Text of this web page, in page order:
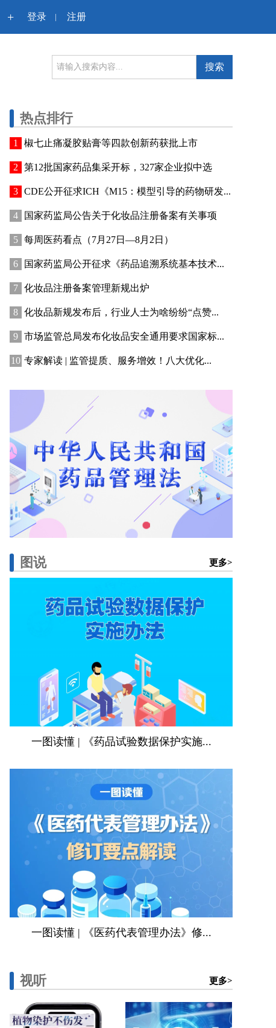
+ 登录 | 注册
搜索
热点排行
椒七止痛凝胶贴膏等四款创新药获批上市
第12批国家药品集采开标，327家企业拟中选
CDE公开征求ICH《M15：模型引导的药物研发...
国家药监局公告关于化妆品注册备案有关事项
每周医药看点（7月27日—8月2日）
国家药监局公开征求《药品追溯系统基本技术...
化妆品注册备案管理新规出炉
化妆品新规发布后，行业人士为啥纷纷“点赞...
市场监管总局发布化妆品安全通用要求国家标...
专家解读 | 监管提质、服务增效！八大优化...
图说 更多>
一图读懂 | 《药品试验数据保护实施...
一图读懂 | 《医药代表管理办法》修...
视听 更多>